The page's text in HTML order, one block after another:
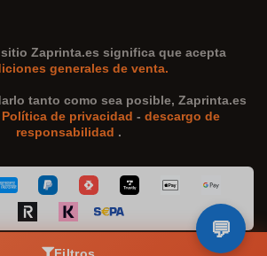
Zaprinta.es significa que acepta
generales de venta.
tanto como sea posible, Zaprinta.es
Política de privacidad - descargo de
responsabilidad .